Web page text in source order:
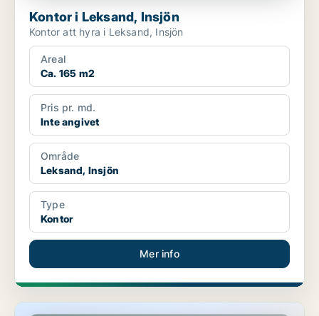
Kontor i Leksand, Insjön
Kontor att hyra i Leksand, Insjön
Areal
Ca. 165 m2
Pris pr. md.
Inte angivet
Område
Leksand, Insjön
Type
Kontor
Mer info
Butikslokal i Leksand